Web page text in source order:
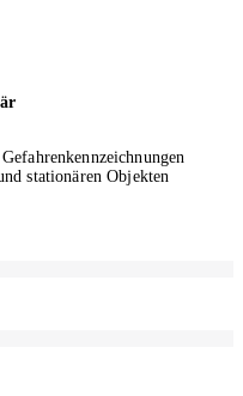
stationären Objekten